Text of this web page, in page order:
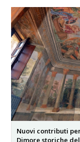
Nuovi contributi
Dimore storiche